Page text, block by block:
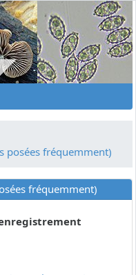
posées fréquemment)
fréquemment)